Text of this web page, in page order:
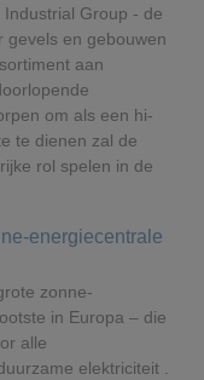
Group - de
gevels en gebouwen
aan
om als een hi-
te dienen zal de
rol spelen in de
energiecentrale
zonne-
in Europa – die
alle
elektriciteit .